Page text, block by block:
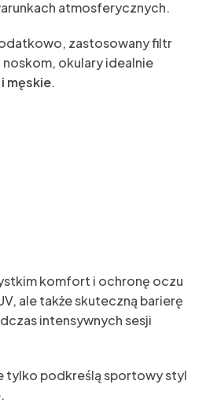
atmosferycznych.
zastosowany filtr
okulary idealnie
męskie.
komfort i ochronę oczu
ale także skuteczną barierę
intensywnych sesji
tylko podkreślą sportowy styl